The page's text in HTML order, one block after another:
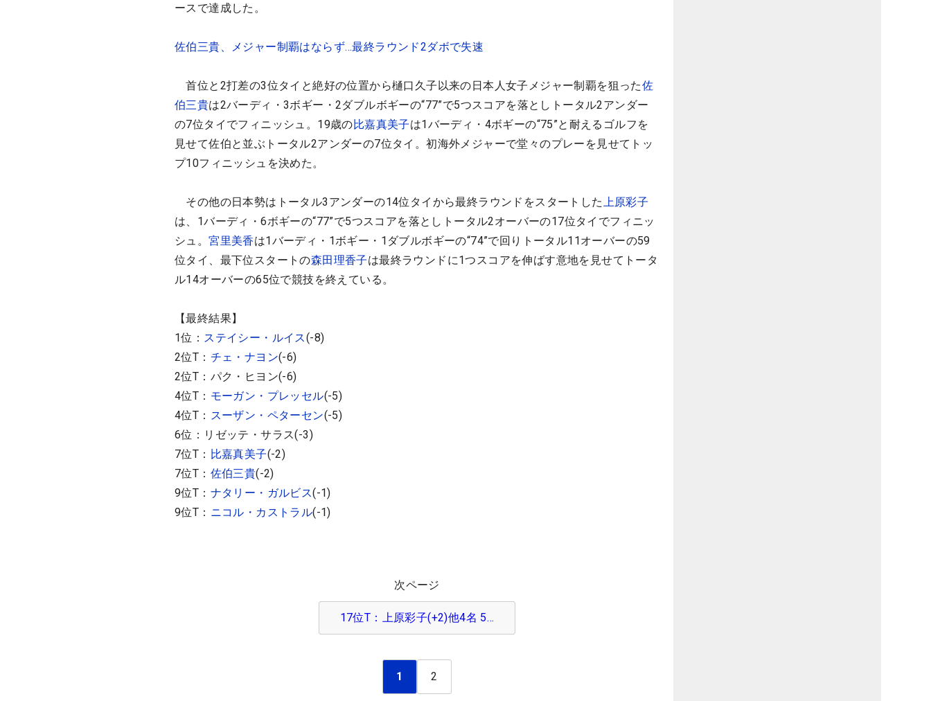
ースで達成した。
佐伯三貴、メジャー制覇はならず…最終ラウンド2ダボで失速
首位と2打差の3位タイと絶好の位置から樋口久子以来の日本人女子メジャー制覇を狙った佐
伯三貴は2バーディ・3ボギー・2ダブルボギーの“77”で5つスコアを落としトータル2アンダー
の7位タイでフィニッシュ。19歳の比嘉真美子は1バーディ・4ボギーの“75”と耐えるゴルフを
見せて佐伯と並ぶトータル2アンダーの7位タイ。初海外メジャーで堂々のプレーを見せてトッ
プ10フィニッシュを決めた。
その他の日本勢はトータル3アンダーの14位タイから最終ラウンドをスタートした上原彩子
は、1バーディ・6ボギーの“77”で5つスコアを落としトータル2オーバーの17位タイでフィニッ
シュ。宮里美香は1バーディ・1ボギー・1ダブルボギーの“74”で回りトータル11オーバーの59
位タイ、最下位スタートの森田理香子は最終ラウンドに1つスコアを伸ばす意地を見せてトータ
ル14オーバーの65位で競技を終えている。
【最終結果】
1位： ステイシー・ルイス(-8)
2位T： チェ・ナヨン(-6)
2位T：パク・ヒヨン(-6)
4位T： モーガン・プレッセル(-5)
4位T： スーザン・ペターセン(-5)
6位：リゼッテ・サラス(-3)
7位T： 比嘉真美子(-2)
7位T： 佐伯三貴(-2)
9位T： ナタリー・ガルビス(-1)
9位T： ニコル・カストラル(-1)
次ページ
17位T：上原彩子(+2)他4名 5…
1 2